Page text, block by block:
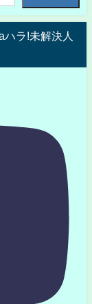
ラ!未解決人